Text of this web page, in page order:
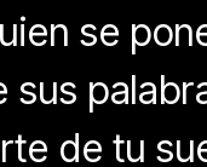
se
sus
de tu